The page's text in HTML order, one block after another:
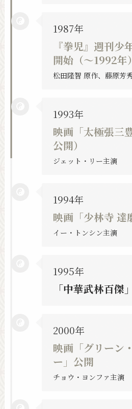
1987年
『拳児』週刊少
開始（〜1992年）
松田隆智 原作、藤原芳
1993年
映画「太極張三
公開）
ジェット・リー主演
1994年
映画「少林寺 達
イー・トンシン主演
1995年
「中華武林百傑
2000年
映画「グリーン
ー」公開
チョウ・ヨンファ主演